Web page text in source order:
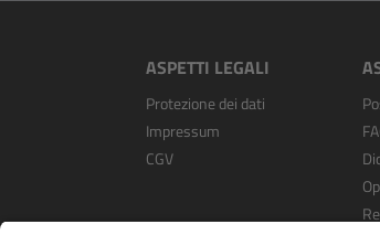
ASPETTI LEGALI
Protezione dei dati
Impressum
CGV